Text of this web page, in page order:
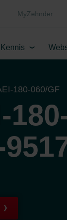
MyZehnder
180-060/GF